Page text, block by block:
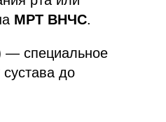
МРТ ВНЧС.
— специальное
до